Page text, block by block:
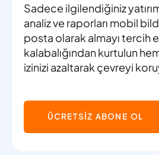
Sadece ilgilendiğiniz
analiz ve raporları mobil
posta olarak almayı tercih
kalabalığından kurtulun
izinizi azaltarak çevreyi
ÜCRETSİZ ABONE OL